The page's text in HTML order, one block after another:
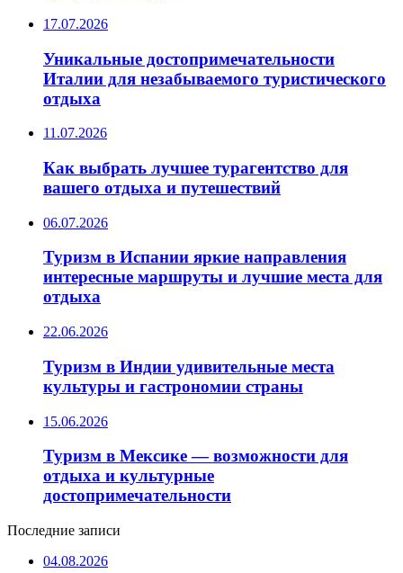
17.07.2026
Уникальные достопримечательности
Италии для незабываемого туристического
отдыха
11.07.2026
Как выбрать лучшее турагентство для
вашего отдыха и путешествий
06.07.2026
Туризм в Испании яркие направления
интересные маршруты и лучшие места для
отдыха
22.06.2026
Туризм в Индии удивительные места
культуры и гастрономии страны
15.06.2026
Туризм в Мексике — возможности для
отдыха и культурные
достопримечательности
Последние записи
04.08.2026